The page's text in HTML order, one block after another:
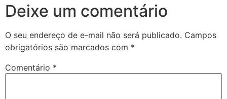
Deixe um comentário
O seu endereço de e-mail não será publicado. Campos
obrigatórios são marcados com *
Comentário *